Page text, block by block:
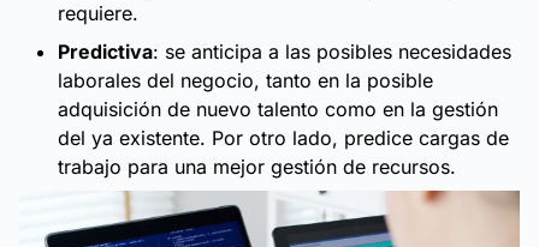
requiere.
Predictiva: se anticipa a las posibles necesidades
laborales del negocio, tanto en la posible
adquisición de nuevo talento como en la gestión
del ya existente. Por otro lado, predice cargas de
trabajo para una mejor gestión de recursos.